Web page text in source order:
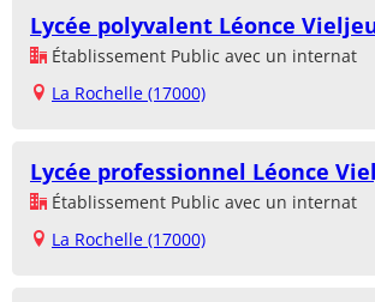
Lycée polyvalent Léonce
Établissement Public avec un internat
La Rochelle (17000)
Lycée professionnel Léonce
Établissement Public avec un internat
La Rochelle (17000)